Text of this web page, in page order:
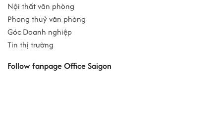
Nội thất văn phòng
Phong thuỷ văn phòng
Góc Doanh nghiệp
Tin thị trường
Follow fanpage Office Saigon